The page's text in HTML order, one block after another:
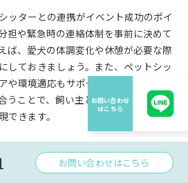
ッターとの連携がイベント成功のポイ
担や緊急時の連絡体制を事前に決めて
ば、愛犬の体調変化や休憩が必要な際
しておきましょう。また、ペットシッ
や環境適応もサポートしてくれます。
うことで、飼い主と愛犬の双方が満足
できます。
プランニング実践例
内の屋外ドッグイベントに参加する場
お問い合わせはこちら